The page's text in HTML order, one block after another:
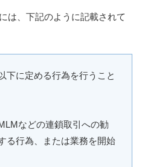
は、下記のように記載されて
下に定める行為を行うこと
などの連鎖取引への勧
る行為、または業務を開始